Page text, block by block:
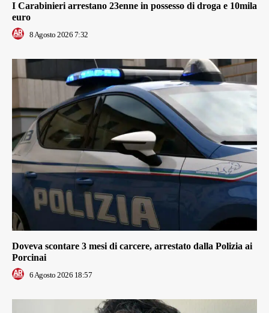
I Carabinieri arrestano 23enne in possesso di droga e 10mila
euro
8 Agosto 2026 7:32
Doveva scontare 3 mesi di carcere, arrestato dalla Polizia ai
Porcinai
6 Agosto 2026 18:57